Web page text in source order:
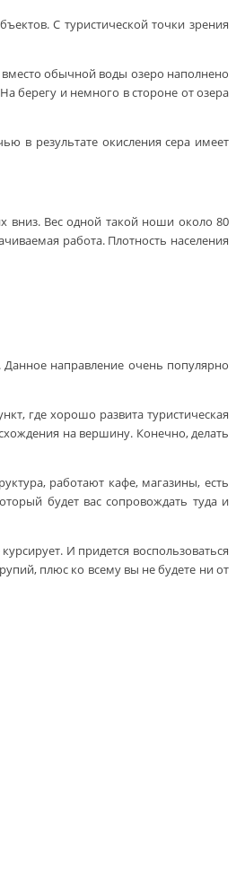
С туристической точки зрения
обычной воды озеро наполнено
берегу и немного в стороне от озера
в результате окисления сера имеет
вниз. Вес одной такой ноши около 80
работа. Плотность населения
. Данное направление очень популярно
где хорошо развита туристическая
на вершину. Конечно, делать
работают кафе, магазины, есть
будет вас сопровождать туда и
И придется воспользоваться
плюс ко всему вы не будете ни от